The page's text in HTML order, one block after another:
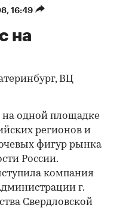
16:49
на
ВЦ
на одной площадке
регионов и
фигур рынка
России.
компания
г.
Свердловской